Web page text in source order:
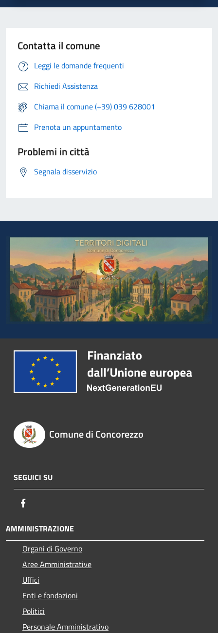
Contatta il comune
Leggi le domande frequenti
Richiedi Assistenza
Chiama il comune (+39) 039 628001
Prenota un appuntamento
Problemi in città
Segnala disservizio
Comune di Concorezzo
SEGUICI SU
AMMINISTRAZIONE
Organi di Governo
Aree Amministrative
Uffici
Enti e fondazioni
Politici
Personale Amministrativo